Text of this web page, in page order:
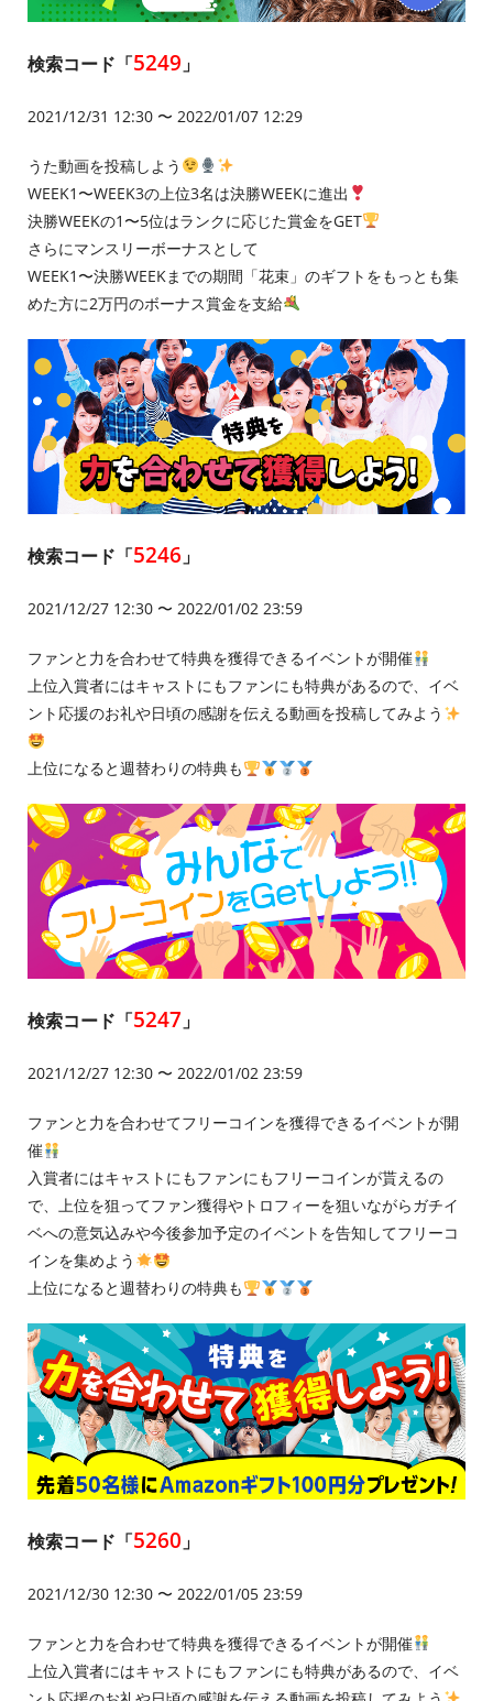
検索コード「5249 」
2021/12/31 12:30 〜 2022/01/07 12:29
うた動画を投稿しよう
WEEK1〜WEEK3の上位3名は決勝WEEKに進出
決勝WEEKの1〜5位はランクに応じた賞金をGET
さらにマンスリーボーナスとして
WEEK1〜決勝WEEKまでの期間「花束」のギフトをもっとも集
めた方に2万円のボーナス賞金を支給
検索コード「5246 」
2021/12/27 12:30 〜 2022/01/02 23:59
ファンと力を合わせて特典を獲得できるイベントが開催
上位入賞者にはキャストにもファンにも特典があるので、イベ
ント応援のお礼や日頃の感謝を伝える動画を投稿してみよう
上位になると週替わりの特典も
検索コード「5247」
2021/12/27 12:30 〜 2022/01/02 23:59
ファンと力を合わせてフリーコインを獲得できるイベントが開
催
入賞者にはキャストにもファンにもフリーコインが貰えるの
で、上位を狙ってファン獲得やトロフィーを狙いながらガチイ
ベへの意気込みや今後参加予定のイベントを告知してフリーコ
インを集めよう
上位になると週替わりの特典も
検索コード「5260 」
2021/12/30 12:30 〜 2022/01/05 23:59
ファンと力を合わせて特典を獲得できるイベントが開催
上位入賞者にはキャストにもファンにも特典があるので、イベ